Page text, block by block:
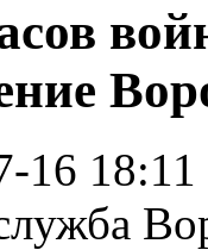
16 18:11